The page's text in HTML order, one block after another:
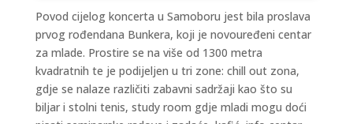
Povod cijelog koncerta u Samoboru jest bila proslava
prvog rođendana Bunkera, koji je novouređeni centar
za mlade. Prostire se na više od 1300 metra
kvadratnih te je podijeljen u tri zone: chill out zona,
gdje se nalaze različiti zabavni sadržaji kao što su
biljar i stolni tenis, study room gdje mladi mogu doći